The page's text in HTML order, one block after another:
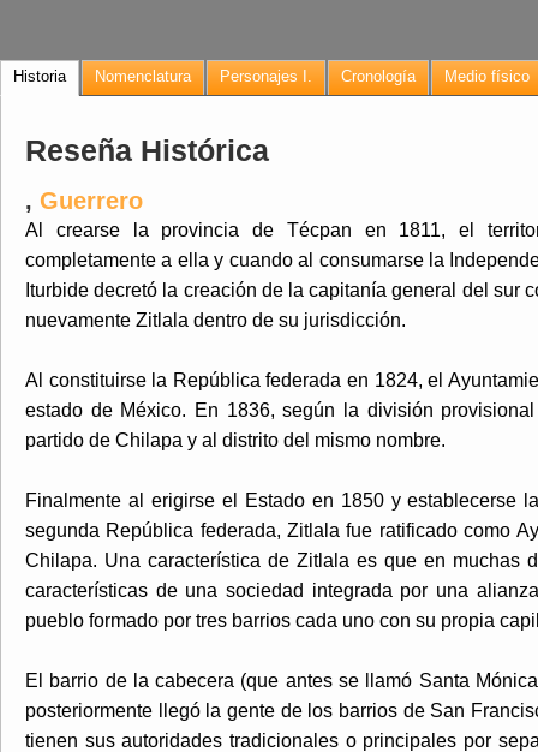
Historia Nomenclatura Personajes I. Cronología Medio físico
Reseña Histórica
, Guerrero
Al crearse la provincia de Técpan en 1811, el
completamente a ella y cuando al consumarse la
Iturbide decretó la creación de la capitanía general del sur
nuevamente Zitlala dentro de su jurisdicción.
Al constituirse la República federada en 1824, el
estado de México. En 1836, según la división
partido de Chilapa y al distrito del mismo nombre.
Finalmente al erigirse el Estado en 1850 y establecerse
segunda República federada, Zitlala fue ratificado como
Chilapa. Una característica de Zitlala es que en muchas
características de una sociedad integrada por una
pueblo formado por tres barrios cada uno con su propia
El barrio de la cabecera (que antes se llamó Santa
posteriormente llegó la gente de los barrios de San
tienen sus autoridades tradicionales o principales por